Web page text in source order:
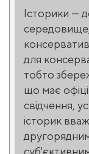
Історики —
середовище,
для
тобто
що має
свідчення,
історик